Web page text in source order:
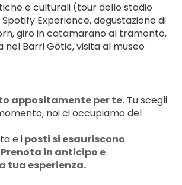
e culturali (tour dello stadio
Experience, degustazione di
giro in catamarano al tramonto,
nel Barri Gòtic, visita al museo
appositamente per te. Tu scegli
noi ci occupiamo del
e i posti si esauriscono
in anticipo e
tua esperienza.